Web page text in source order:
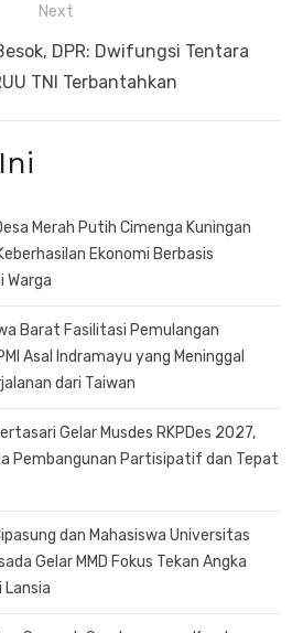
Next
DPR: Dwifungsi Tentara
TNI Terbantahkan
Merah Putih Cimenga Kuningan
Ekonomi Berbasis
Warga
Barat Fasilitasi Pemulangan
Asal Indramayu yang Meninggal
dari Taiwan
Gelar Musdes RKPDes 2027,
Pembangunan Partisipatif dan Tepat
dan Mahasiswa Universitas
Gelar MMD Fokus Tekan Angka
Lansia